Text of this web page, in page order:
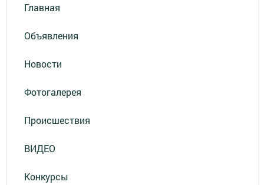
Главная
Объявления
Новости
Фотогалерея
Происшествия
ВИДЕО
Конкурсы